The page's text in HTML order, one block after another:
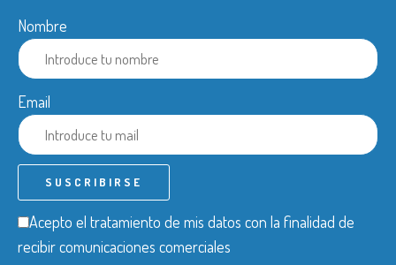
Nombre
Email
Acepto el tratamiento de mis datos con la finalidad de
recibir comunicaciones comerciales